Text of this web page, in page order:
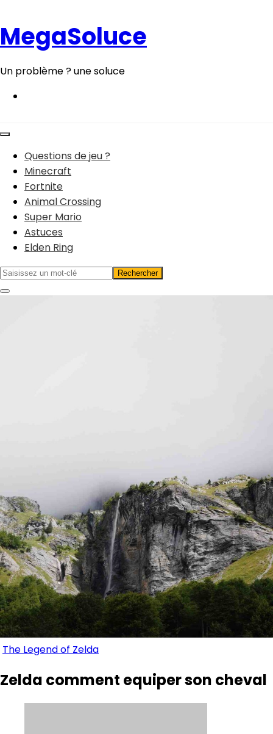
contenu
MegaSoluce
Un problème ? une soluce
Questions de jeu ?
Minecraft
Fortnite
Animal Crossing
Super Mario
Astuces
Elden Ring
The Legend of Zelda
Zelda comment equiper son cheval